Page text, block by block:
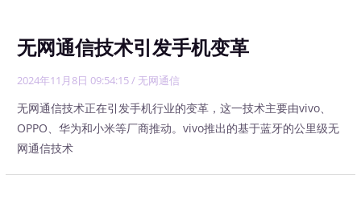
无网通信技术引发手机变革
2024年11月8日 09:54:15/ 无网通信
无网通信技术正在引发手机行业的变革，这一技术主要由vivo、
OPPO、华为和小米等厂商推动。vivo推出的基于蓝牙的公里级无
网通信技术